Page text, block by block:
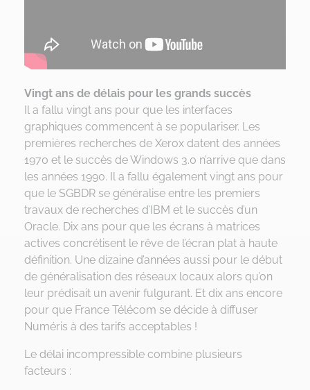
Vingt ans de délais pour les grands succès
Il a fallu vingt ans pour que les interfaces
graphiques commencent à se populariser. Les
premières recherches de Xerox datent des années
1970 et le succès de Windows 3.0 n’arrive que dans
les années 1990. Il a fallu également vingt ans pour
que le SGBDR se généralise entre les premiers
travaux de recherches d’IBM et le succès d’un
Oracle. Dix ans pour que les écrans à matrices
actives concrétisent le rêve de l’écran plat à haute
définition. Une dizaine d’années aussi pour le début
de généralisation des réseaux locaux alors qu’on
leur prédisait un avenir fulgurant. Et dix ans encore
pour que France Télécom se décide à diffuser
Numéris à des tarifs acceptables !
Le délai incompressible combine plusieurs
facteurs :